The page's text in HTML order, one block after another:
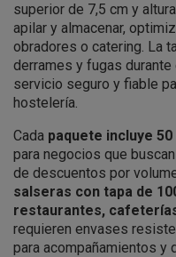
superior de 7,5 cm y
apilar y almacenar,
obradores o catering. La
derrames y fugas
servicio seguro y fiable
hostelería.
Cada paquete incluye 50
para negocios que
de descuentos por
salseras con tapa de
restaurantes,
requieren envases
para acompañamientos y